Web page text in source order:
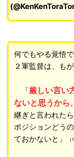
何でもやる覚悟
２軍監督は、も
「厳しい言い
ないと思うから
継ぎと言われた
ポジションどう
ておかないと」